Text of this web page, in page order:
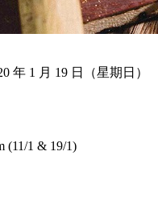
年 1 月 19 日（星期日）
(11/1 & 19/1)